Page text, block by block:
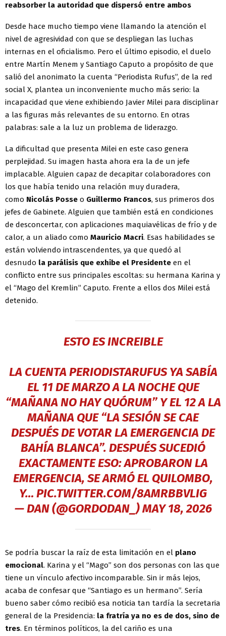
reabsorber la autoridad que dispersó entre ambos
Desde hace mucho tiempo viene llamando la atención el
nivel de agresividad con que se despliegan las luchas
internas en el oficialismo. Pero el último episodio, el duelo
entre Martín Menem y Santiago Caputo a propósito de que
salió del anonimato la cuenta “Periodista Rufus”, de la red
social X, plantea un inconveniente mucho más serio: la
incapacidad que viene exhibiendo Javier Milei para disciplinar
a las figuras más relevantes de su entorno. En otras
palabras: sale a la luz un problema de liderazgo.
La dificultad que presenta Milei en este caso genera
perplejidad. Su imagen hasta ahora era la de un jefe
implacable. Alguien capaz de decapitar colaboradores con
los que había tenido una relación muy duradera,
como Nicolás Posse o Guillermo Francos, sus primeros dos
jefes de Gabinete. Alguien que también está en condiciones
de desconcertar, con aplicaciones maquiavélicas de frío y de
calor, a un aliado como Mauricio Macri. Esas habilidades se
están volviendo intrascendentes, ya que quedó al
desnudo la parálisis que exhibe el Presidente en el
conflicto entre sus principales escoltas: su hermana Karina y
el “Mago del Kremlin” Caputo. Frente a ellos dos Milei está
detenido.
ESTO ES INCREIBLE
LA CUENTA PERIODISTARUFUS YA SABÍA
EL 11 DE MARZO A LA NOCHE QUE
“MAÑANA NO HAY QUÓRUM” Y EL 12 A LA
MAÑANA QUE “LA SESIÓN SE CAE
DESPUÉS DE VOTAR LA EMERGENCIA DE
BAHÍA BLANCA”. DESPUÉS SUCEDIÓ
EXACTAMENTE ESO: APROBARON LA
EMERGENCIA, SE ARMÓ EL QUILOMBO,
Y… PIC.TWITTER.COM/8AMRBBVLIG
— DAN (@GORDODAN_)MAY 18, 2026
Se podría buscar la raíz de esta limitación en el plano
emocional. Karina y el “Mago” son dos personas con las que
tiene un vínculo afectivo incomparable. Sin ir más lejos,
acaba de confesar que “Santiago es un hermano”. Sería
bueno saber cómo recibió esa noticia tan tardía la secretaria
general de la Presidencia: la fratría ya no es de dos, sino de
tres. En términos políticos, la del cariño es una